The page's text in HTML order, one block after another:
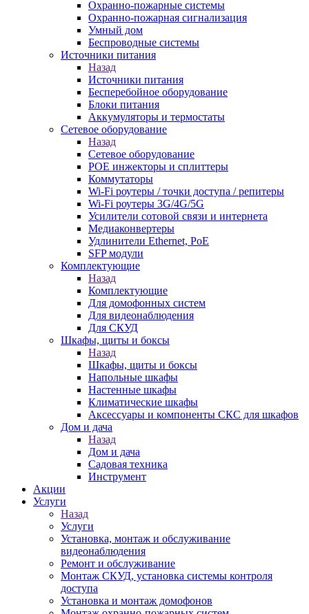
Охранно-пожарные системы
Охранно-пожарная сигнализация
Умный дом
Беспроводные системы
Источники питания
Назад
Источники питания
Бесперебойное оборудование
Блоки питания
Аккумуляторы и термостаты
Сетевое оборудование
Назад
Сетевое оборудование
POE инжекторы и сплиттеры
Коммутаторы
Wi-Fi роутеры / точки доступа / репитеры
Wi-Fi роутеры 3G/4G/5G
Усилители сотовой связи и интернета
Медиаконвертеры
Удлинители Ethernet, PoE
SFP модули
Комплектующие
Назад
Комплектующие
Для домофонных систем
Для видеонаблюдения
Для СКУД
Шкафы, щиты и боксы
Назад
Шкафы, щиты и боксы
Напольные шкафы
Настенные шкафы
Климатические шкафы
Аксессуары и компоненты СКС для шкафов
Дом и дача
Назад
Дом и дача
Садовая техника
Инструмент
Акции
Услуги
Назад
Услуги
Установка, монтаж и обслуживание
видеонаблюдения
Ремонт и обслуживание
Монтаж СКУД, установка системы контроля
доступа
Установка и монтаж домофонов